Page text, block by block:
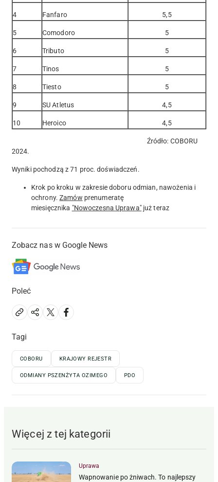
4 Fanfaro 5,5
5 Comodoro 5
6 Tributo 5
7 Tinos 5
8 Tiesto 5
9 SU Atletus 4,5
10 Heroico 4,5
Źródło: COBORU
2024.
Wyniki pochodzą z 71 proc. doświadczeń.
Krok po kroku w zakresie doboru odmian, nawożenia i
ochrony.Zamów prenumeratę
miesięcznika "Nowoczesna Uprawa"już teraz
Zobacz nas w Google News
Poleć
Tagi
COBORU KRAJOWY REJESTR
ODMIANY PSZENŻYTA OZIMEGO PDO
Więcej z tej kategorii
Uprawa
Wapnowanie po żniwach. To najlepszy